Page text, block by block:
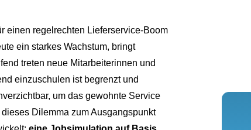
einen regelrechten Lieferservice-Boom
ein starkes Wachstum, bringt
treten neue Mitarbeiterinnen und
einzuschulen ist begrenzt und
um das gewohnte Service
dieses Dilemma zum Ausgangspunkt